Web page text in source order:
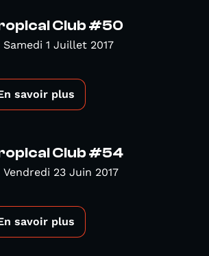
Club #50
Samedi 1 Juillet 2017
savoir plus
Club #54
Vendredi 23 Juin 2017
savoir plus